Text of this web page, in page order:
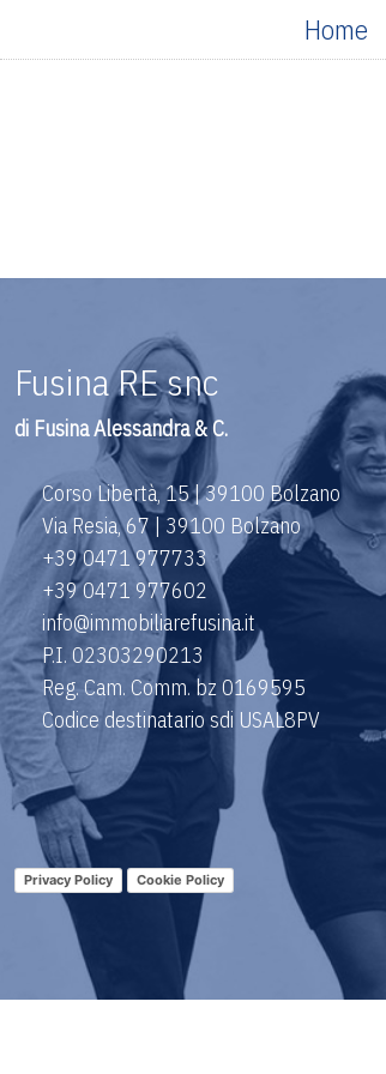
Home
Fusina RE snc
di Fusina Alessandra & C.
Corso Libertà, 15 | 39100 Bolzano
Via Resia, 67 | 39100 Bolzano
+39 0471 977733
+39 0471 977602
info@immobiliarefusina.it
P.I. 02303290213
Reg. Cam. Comm. bz 0169595
Codice destinatario sdi USAL8PV
Privacy Policy Cookie Policy